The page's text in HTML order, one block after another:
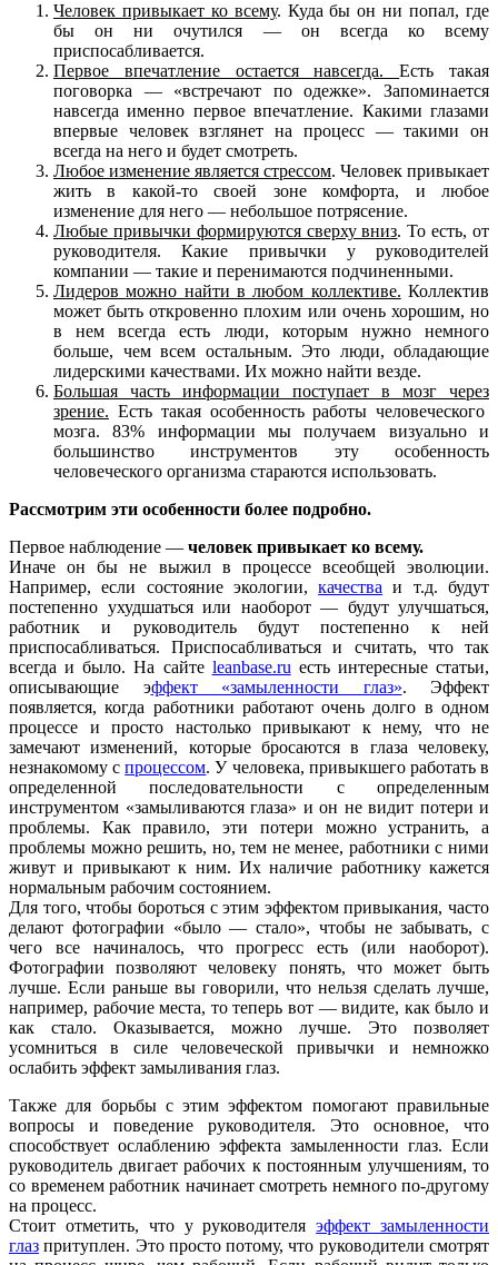
Человек привыкаетко всему. Куда бы он ни попал, где
бы он ни очутился — он всегда ко всему
приспосабливается.
Первое впечатление остается навсегда.Есть такая
поговорка — «встречают по одежке». Запоминается
навсегда именно первое впечатление. Какими глазами
впервые человек взглянет на процесс — такими он
всегда на него и будет смотреть.
Любое изменение является стрессом. Человек привыкает
жить в какой-то своей зоне комфорта, и любое
изменение для него — небольшое потрясение.
Любые привычки формируются сверху вниз. То есть, от
руководителя. Какие привычки у руководителей
компании — такие и перенимаются подчиненными.
Лидеровможно найти в любом коллективе. Коллектив
может быть откровенно плохим или очень хорошим, но
в нем всегда есть люди, которым нужно немного
больше, чем всем остальным. Это люди, обладающие
лидерскими качествами. Их можно найти везде.
Большая часть информации поступает в мозг через
зрение. Есть такая особенность работы человеческого
мозга. 83% информации мы получаем визуально и
большинство инструментов эту особенность
человеческого организма стараются использовать.
Рассмотрим эти особенности более подробно.
Первое наблюдение — человек привыкает ко всему.
Иначе он бы не выжил в процессе всеобщей эволюции.
Например, если состояние экологии,качества и т.д. будут
постепенно ухудшаться или наоборот — будут улучшаться,
работник и руководитель будут постепенно к ней
приспосабливаться. Приспосабливаться и считать, что так
всегда и было. На сайте leanbase.ruесть интересные статьи,
описывающие эффект «замыленности глаз». Эффект
появляется, когда работники работают очень долго в одном
процессе и просто настолько привыкают к нему, что не
замечают изменений, которые бросаются в глаза человеку,
незнакомому спроцессом. У человека, привыкшего работать в
определенной последовательности с определенным
инструментом «замыливаются глаза» и он не видит потери и
проблемы. Как правило, эти потери можно устранить, а
проблемы можно решить, но, тем не менее, работники с ними
живут и привыкают к ним. Их наличие работнику кажется
нормальным рабочим состоянием.
Для того, чтобы бороться с этим эффектом привыкания, часто
делают фотографии «было — стало», чтобы не забывать, с
чего все начиналось, что прогресс есть (или наоборот).
Фотографии позволяют человеку понять, что может быть
лучше. Если раньше вы говорили, что нельзя сделать лучше,
например, рабочие места, то теперь вот — видите, как было и
как стало. Оказывается, можно лучше. Это позволяет
усомниться в силе человеческой привычки и немножко
ослабить эффект замыливания глаз.
Также для борьбы с этим эффектом помогают правильные
вопросы и поведение руководителя. Это основное, что
способствует ослаблению эффекта замыленности глаз. Если
руководитель двигает рабочих к постоянным улучшениям, то
со временем работник начинает смотреть немного по-другому
на процесс.
Стоит отметить, что у руководителяэффект замыленности
глаз притуплен. Это просто потому, что руководители смотрят